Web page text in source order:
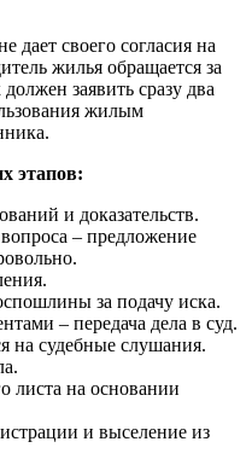
дает своего согласия на
жилья обращается за
заявить сразу два
жилым
этапов:
и доказательств.
– предложение
за подачу иска.
– передача дела в суд.
на судебные слушания.
листа на основании
и выселение из